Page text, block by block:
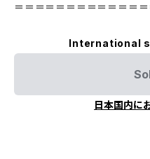
＝＝＝＝＝＝＝＝＝＝＝＝
International
日本国内に